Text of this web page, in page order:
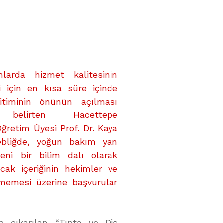
hizmet kalitesinin
için en kısa süre içinde
önünün açılması
belirten Hacettepe
Üyesi Prof. Dr. Kaya
yoğun bakım yan
bir bilim dalı olarak
içeriğinin hekimler ve
üzerine başvurular